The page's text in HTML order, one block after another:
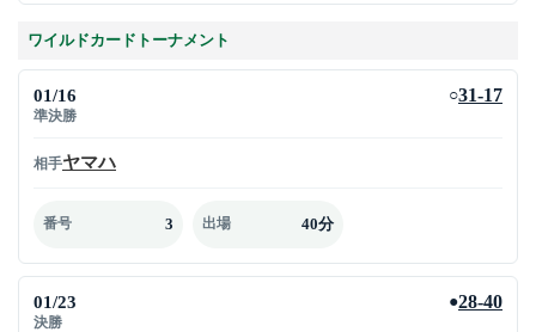
ワイルドカードトーナメント
01/16
準決勝
○31-17
相手ヤマハ
番号 3 出場 40分
01/23
決勝
●28-40